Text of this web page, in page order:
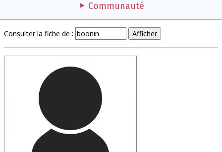
Communauté
Consulter la fiche de :